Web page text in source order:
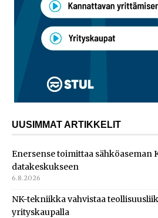
UUSIMMAT ARTIKKELIT
Enersense toimittaa sähköaseman
datakeskukseen
6.8.2026
NK-tekniikka vahvistaa
yrityskaupalla